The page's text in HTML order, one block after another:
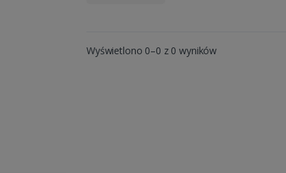
Wyświetlono 0–0 z 0 wyników